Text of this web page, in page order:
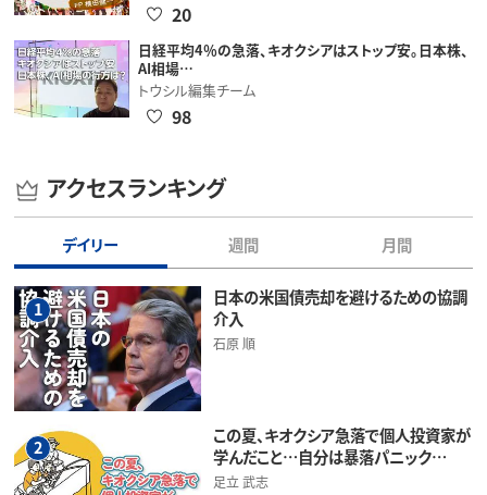
20
日経平均4％の急落、キオクシアはストップ安。日本株、
AI相場…
トウシル編集チーム
98
アクセスランキング
デイリー 週間 月間
1
日本の米国債売却を避けるための協調
介入
石原 順
2
この夏、キオクシア急落で個人投資家が
学んだこと…自分は暴落パニック…
足立 武志